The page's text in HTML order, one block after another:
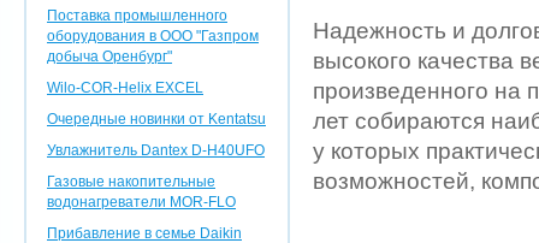
Поставка промышленного
оборудования в ООО "Газпром
добыча Оренбург"
Wilo-COR-Helix EXCEL
Очередные новинки от Kentatsu
Увлажнитель Dantex D-H40UFO
Газовые накопительные
водонагреватели MOR-FLO
Прибавление в семье Daikin
Надежность и
высокого качества
произведенного на
лет собираются
у которых
возможностей,